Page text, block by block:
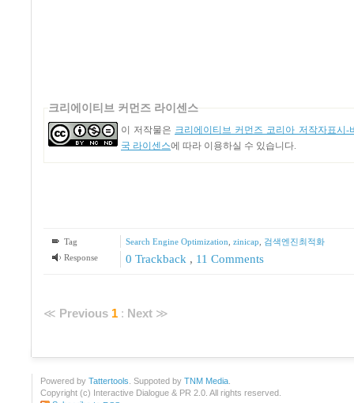
크리에이티브 커먼즈 라이센스
이 저작물은 크리에이티브 커먼즈 코리아 저작자표시-
국 라이센스에 따라 이용하실 수 있습니다.
Tag Search Engine Optimization, zinicap, 검색엔진최적화
Response
0 Trackback , 11 Comments
≪ Previous 1 : Next ≫
Powered by Tattertools . Suppoted by TNM Media
Copyright (c) Interactive Dialogue & PR 2.0. All rights reserved.